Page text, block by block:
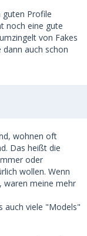
guten Profile
noch eine gute
von Fakes
dann auch schon
wohnen oft
Das heißt die
oder
wollen. Wenn
waren meine mehr
auch viele "Models"